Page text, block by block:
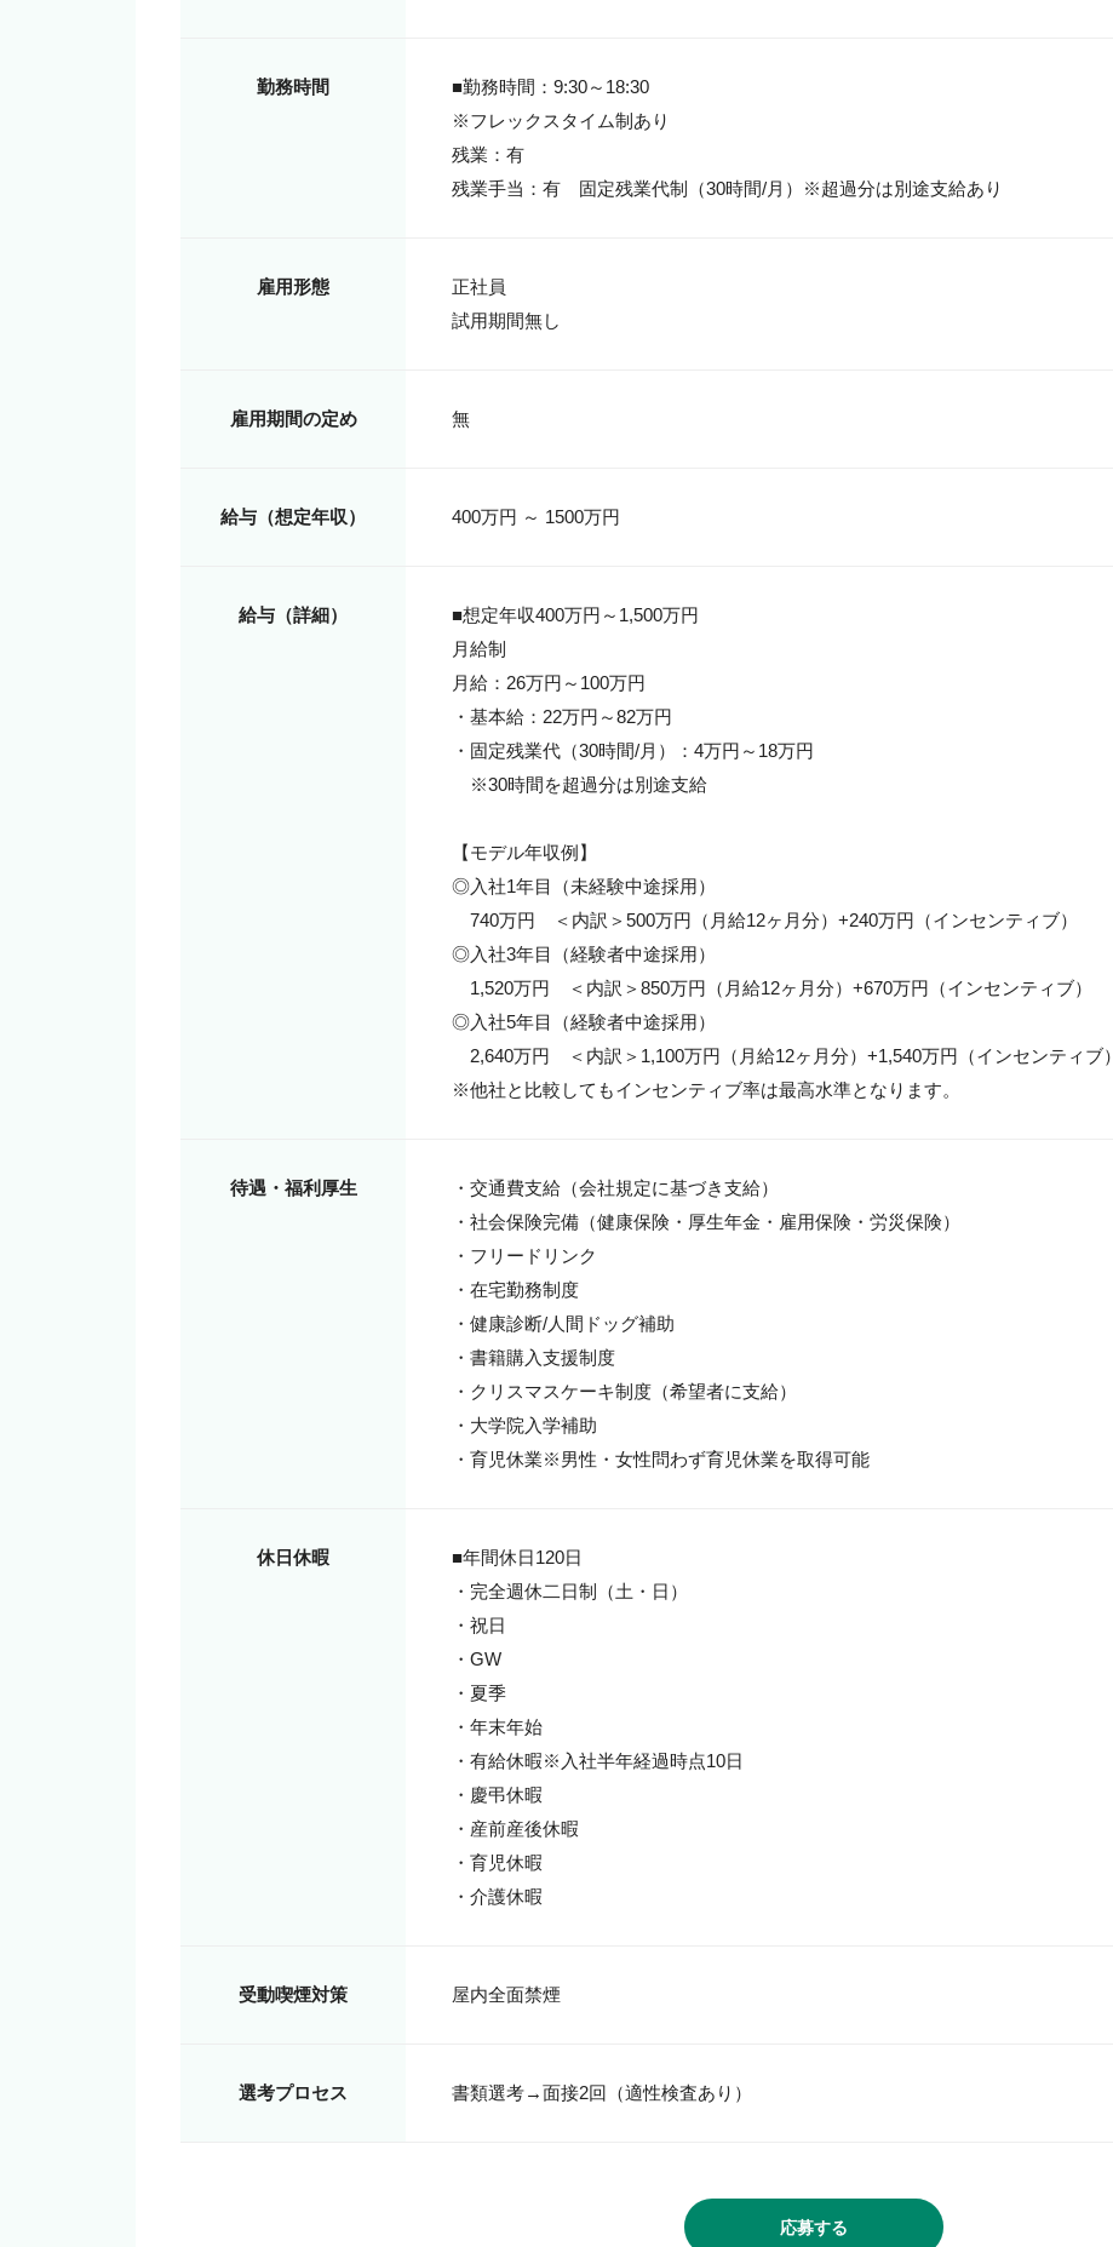
勤務時間
■勤務時間：9:30～18:30
※フレックスタイム制あり
残業：有
残業手当：有　固定残業代制（30時間/月）※超過分は別途支給あり
雇用形態
正社員
試用期間無し
雇用期間の定め 無
給与（想定年収） 400万円 ～ 1500万円
給与（詳細）
■想定年収400万円～1,500万円
月給制
月給：26万円～100万円
・基本給：22万円～82万円
・固定残業代（30時間/月）：4万円～18万円
※30時間を超過分は別途支給
【モデル年収例】
◎入社1年目（未経験中途採用）
740万円　＜内訳＞500万円（月給12ヶ月分）+240万円（インセンティブ）
◎入社3年目（経験者中途採用）
1,520万円　＜内訳＞850万円（月給12ヶ月分）+670万円（インセンティブ）
◎入社5年目（経験者中途採用）
2,640万円　＜内訳＞1,100万円（月給12ヶ月分）+1,540万円（インセンティブ）
※他社と比較してもインセンティブ率は最高水準となります。
待遇・福利厚生
・交通費支給（会社規定に基づき支給）
・社会保険完備（健康保険・厚生年金・雇用保険・労災保険）
・フリードリンク
・在宅勤務制度
・健康診断/人間ドッグ補助
・書籍購入支援制度
・クリスマスケーキ制度（希望者に支給）
・大学院入学補助
・育児休業※男性・女性問わず育児休業を取得可能
休日休暇
■年間休日120日
・完全週休二日制（土・日）
・祝日
・GW
・夏季
・年末年始
・有給休暇※入社半年経過時点10日
・慶弔休暇
・産前産後休暇
・育児休暇
・介護休暇
受動喫煙対策
選考プロセス 書類選考→面接2回（適性検査あり）
応募する